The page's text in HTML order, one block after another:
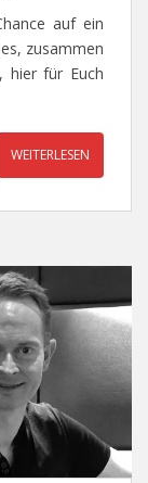
auf ein
zusammen
, hier für Euch
WEITERLESEN